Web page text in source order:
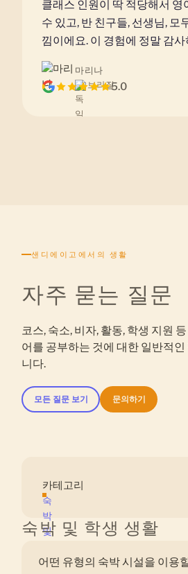
5.0
클래스 인원이 딱 적당해서 영
수 있고, 반 친구들, 선생님, 모
낌이에요. 이 경험에 정말 감
마리나
브라질
샌디에이고에서의 생활
자주 묻는 질문
코스, 숙소, 비자, 활동, 학생 지원
어를 공부하는 것에 대한 일반적
니다.
모든 질문 보기 문의하기
카테고리
숙
박
및
생
숙박 및 학생 생활
어떤 유형의 숙박 시설을 이용